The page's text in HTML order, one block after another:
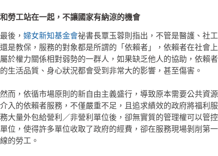
和勞工站在一起，不讓國家有納涼的機會
最後， 婦女新知基金會祕書長覃玉蓉則指出，不管是醫護、社工
還是教保，服務的對象都是所謂的「依賴者」，依賴者在社會上
屬於權力關係相對弱勢的一群人，如果缺乏他人的協助，依賴者
的生活品質、身心狀況都會受到非常大的影響，甚至傷害。
然而，依循市場原則的新自由主義盛行，導致原本需要公共資源
介入的依賴者服務，不僅嚴重不足，且追求績效的政府將福利服
務大量外包給營利／非營利單位後，卻無實質的管理權可以管控
單位，使得許多單位收取了政府的經費，卻在服務現場剝削第一
線的勞工。